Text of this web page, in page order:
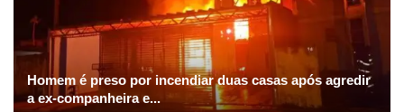
Homem é preso por incendiar duas casas após agredir
a ex-companheira e...